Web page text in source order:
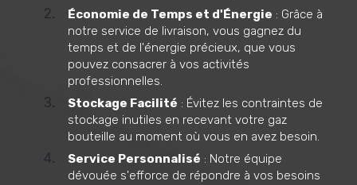
Économie de Temps et d'Énergie : Grâce à
notre service de livraison, vous gagnez du
temps et de l'énergie précieux, que vous
pouvez consacrer à vos activités
professionnelles.
Stockage Facilité : Évitez les contraintes de
stockage inutiles en recevant votre gaz
bouteille au moment où vous en avez besoin.
Service Personnalisé : Notre équipe
dévouée s'efforce de répondre à vos besoins